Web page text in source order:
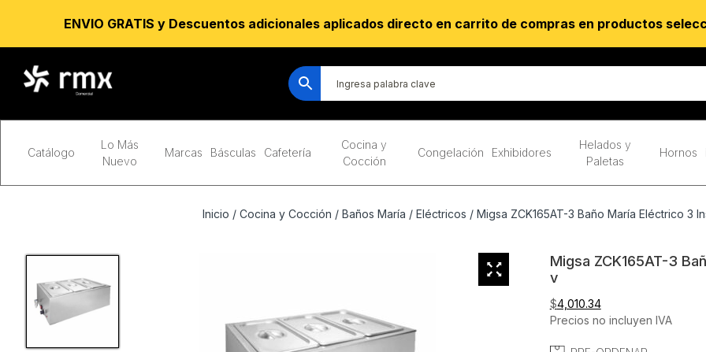
Catálogo
Lo Más
Nuevo
Marcas Básculas Cafetería
Cocina y
Cocción
Congelación Exhibidores
Helados y
Paletas
Hornos
Inicio / Cocina y Cocción / Baños María / Eléctricos / Migsa ZCK165AT-3 Baño María Eléctrico 3
Migsa ZCK165AT-3
v
$4,010.34
Precios no incluyen IVA
ENVIO GRATIS y Descuentos adicionales aplicados directo en carrito de compras en productos